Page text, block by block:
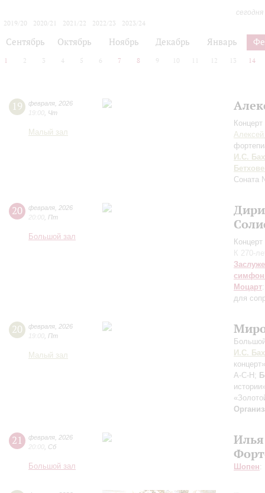
2019/20
2020/21 2021/22 2022/23
2023/24
Сентябрь Октябрь Ноябрь Декабрь Январь
1 2 3 4 5 6 7 8 9 10 12 13 14
19 февраля 2026
19:00 Чт
Малый зал
И.С. Бах
Соната
20 февраля 2026
20:00 Пт
Большой зал
К 270-
Моцарт
для
20 февраля 2026
19:00 Пт
Малый зал
И.С. Бах
A-C-H;
21 февраля 2026
20:00 Сб
Большой зал Шопен: